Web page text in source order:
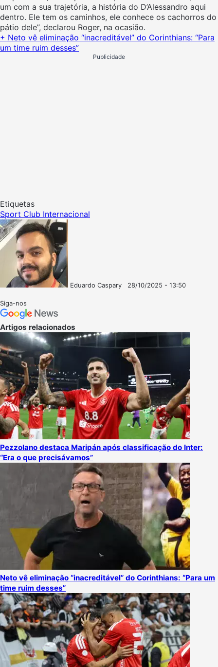
um com a sua trajetória, a história do D’Alessandro aqui
dentro. Ele tem os caminhos, ele conhece os cachorros do
pátio dele”, declarou Roger, na ocasião.
+ Neto vê eliminação “inacreditável” do Corinthians: “Para
um time ruim desses”
Publicidade
Etiquetas
Sport Club Internacional
Eduardo Caspary
28/10/2025 - 13:50
Siga-nos
Artigos relacionados
Pezzolano destaca Maripán após classificação do Inter:
“Era o que precisávamos”
Neto vê eliminação “inacreditável” do Corinthians: “Para um
time ruim desses”